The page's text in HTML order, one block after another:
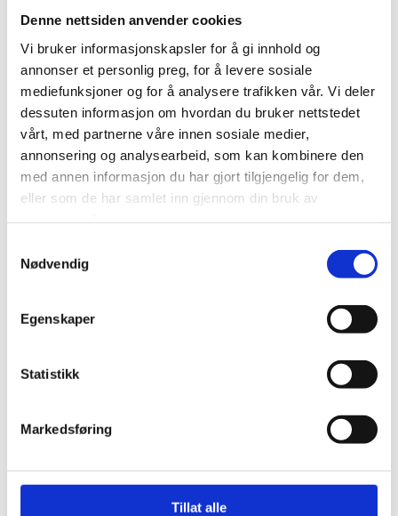
Denne nettsiden anvender cookies
Vi bruker informasjonskapsler for å gi innhold og
annonser et personlig preg, for å levere sosiale
mediefunksjoner og for å analysere trafikken vår. Vi deler
dessuten informasjon om hvordan du bruker nettstedet
vårt, med partnerne våre innen sosiale medier,
annonsering og analysearbeid, som kan kombinere den
med annen informasjon du har gjort tilgjengelig for dem,
eller som de har samlet inn gjennom din bruk av
Nødvendig
Egenskaper
Statistikk
Markedsføring
Tillat alle
hotellets gjest kan trene gratis.
mindre til større arrangementer. Alle våre møterom har